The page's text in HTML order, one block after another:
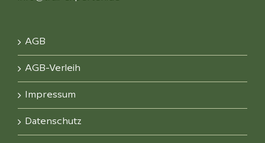
AGB
AGB-Verleih
Impressum
Datenschutz